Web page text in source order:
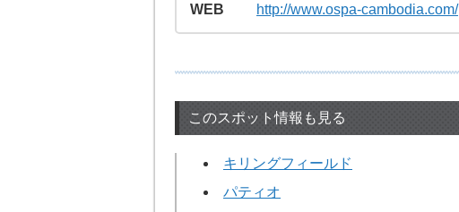
WEB
http://www.ospa-cambodia.com/
このスポット情報も見る
キリングフィールド
パティオ